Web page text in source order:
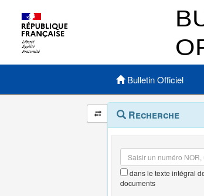
Menu principal
Bulletin Officiel
Navigation
et
outils
annexes
Menu
contextuel
Recherche
dans le texte intégral
documents